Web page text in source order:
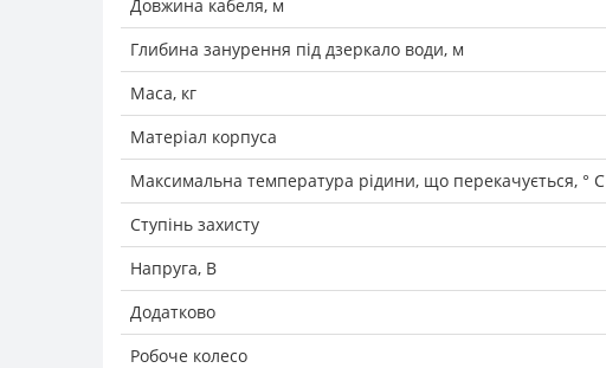
Довжина кабеля, м
Глибина занурення під дзеркало води, м
Маса, кг
Матеріал корпуса
Максимальна температура рідини, що перекачується, ° C
Ступінь захисту
Напруга, В
Додатково
Робоче колесо